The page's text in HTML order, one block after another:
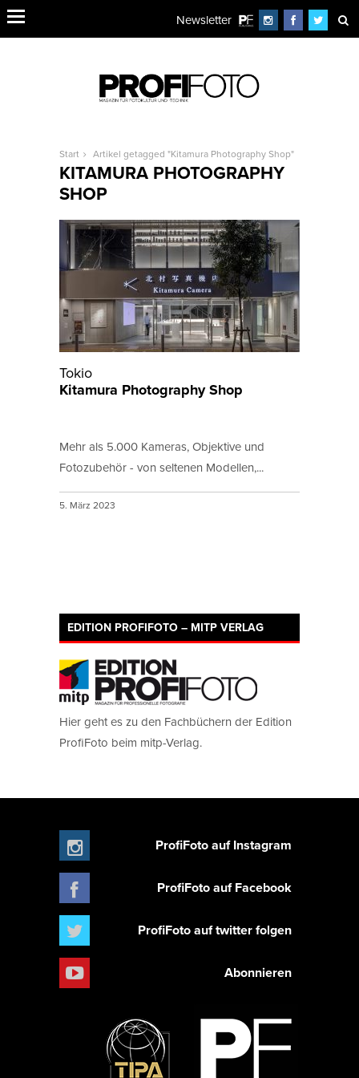
Newsletter
Start Artikel getagged "Kitamura Photography Shop"
KITAMURA PHOTOGRAPHY
SHOP
Tokio
Kitamura Photography Shop
Mehr als 5.000 Kameras, Objektive und
Fotozubehör - von seltenen Modellen,...
5. März 2023
EDITION PROFIFOTO – MITP VERLAG
Hier geht es zu den Fachbüchern der Edition
ProfiFoto beim mitp-Verlag.
ProfiFoto auf Instagram
ProfiFoto auf Facebook
ProfiFoto auf twitter folgen
Abonnieren